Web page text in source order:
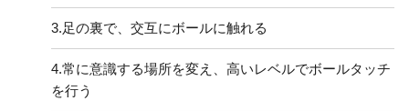
3.足の裏で、交互にボールに触れる
4.常に意識する場所を変え、高いレベルでボールタッチ
を行う